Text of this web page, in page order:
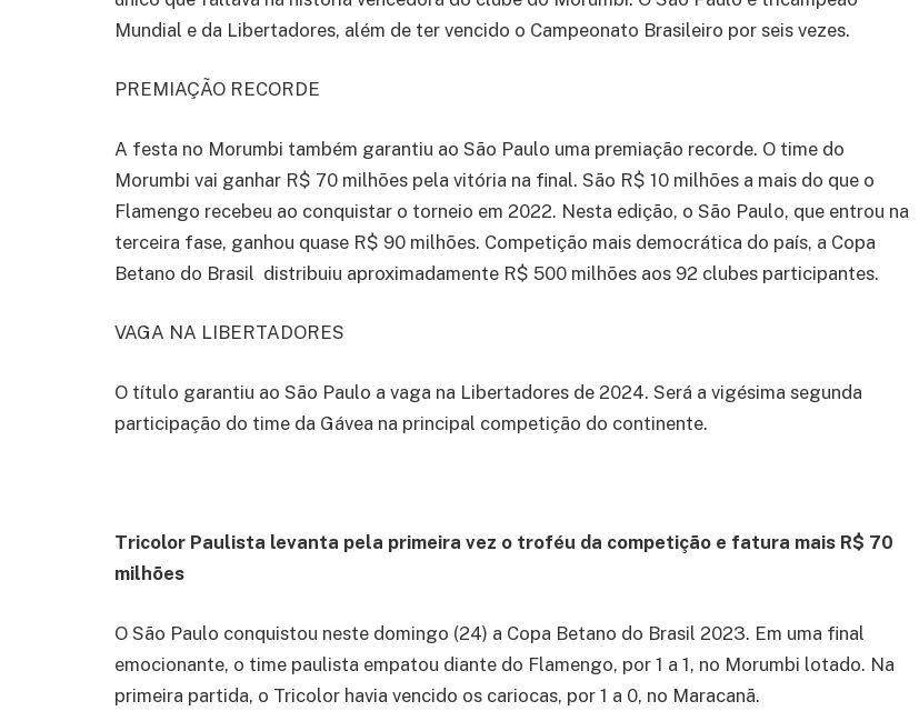
Mundial e da Libertadores, além de ter vencido o Campeonato Brasileiro por seis vezes.
PREMIAÇÃO RECORDE
A festa no Morumbi também garantiu ao São Paulo uma premiação recorde. O time do
Morumbi vai ganhar R$ 70 milhões pela vitória na final. São R$ 10 milhões a mais do que o
Flamengo recebeu ao conquistar o torneio em 2022. Nesta edição, o São Paulo, que entrou na
terceira fase, ganhou quase R$ 90 milhões. Competição mais democrática do país, a Copa
Betano do Brasil distribuiu aproximadamente R$ 500 milhões aos 92 clubes participantes.
VAGA NA LIBERTADORES
O título garantiu ao São Paulo a vaga na Libertadores de 2024. Será a vigésima segunda
participação do time da Gávea na principal competição do continente.
Tricolor Paulista levanta pela primeira vez o troféu da competição e fatura mais R$ 70
milhões
O São Paulo conquistou neste domingo (24) a Copa Betano do Brasil 2023. Em uma final
emocionante, o time paulista empatou diante do Flamengo, por 1 a 1, no Morumbi lotado. Na
primeira partida, o Tricolor havia vencido os cariocas, por 1 a 0, no Maracanã.